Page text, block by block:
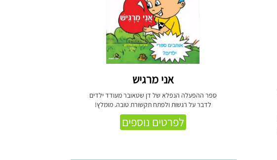
אני מרגיש
ספר ההפעלה הנפלא של דן שטאובר מעודד ילדים
לדבר על רגשות ולפתח תקשורת טובה. מומלץ!
לפרטים נוספים